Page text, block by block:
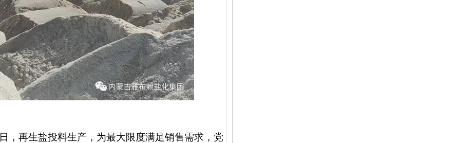
日，再生盐投料生产，为最大限度满足销售需求，党